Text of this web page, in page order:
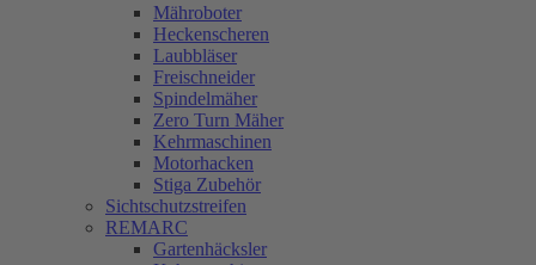
Mähroboter
Heckenscheren
Laubbläser
Freischneider
Spindelmäher
Zero Turn Mäher
Kehrmaschinen
Motorhacken
Stiga Zubehör
Sichtschutzstreifen
REMARC
Gartenhäcksler